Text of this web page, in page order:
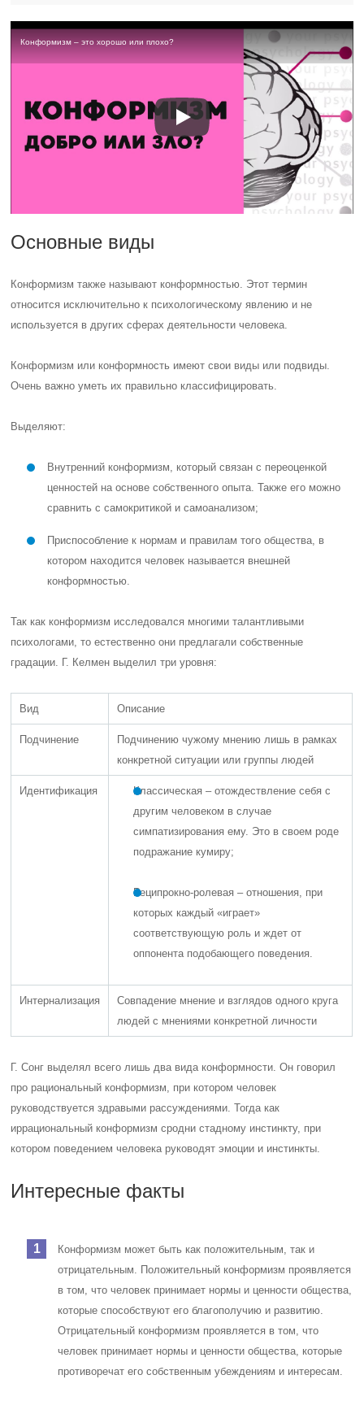
Конформизм – это хорошо или плохо?
Основные виды
Конформизм также называют конформностью. Этот термин
относится исключительно к психологическому явлению и не
используется в других сферах деятельности человека.
Конформизм или конформность имеют свои виды или подвиды.
Очень важно уметь их правильно классифицировать.
Выделяют:
Внутренний конформизм, который связан с переоценкой
ценностей на основе собственного опыта. Также его можно
сравнить с самокритикой и самоанализом;
Приспособление к нормам и правилам того общества, в
котором находится человек называется внешней
конформностью.
Так как конформизм исследовался многими талантливыми
психологами, то естественно они предлагали собственные
градации. Г. Келмен выделил три уровня:
Вид Описание
Подчинение
Подчинению чужому мнению лишь в рамках
конкретной ситуации или группы людей
Идентификация
Классическая – отождествление себя с
другим человеком в случае
симпатизирования ему. Это в своем роде
подражание кумиру;
Реципрокно-ролевая – отношения, при
которых каждый «играет»
соответствующую роль и ждет от
оппонента подобающего поведения.
Интернализация
Совпадение мнение и взглядов одного круга
людей с мнениями конкретной личности
Г. Сонг выделял всего лишь два вида конформности. Он говорил
про рациональный конформизм, при котором человек
руководствуется здравыми рассуждениями. Тогда как
иррациональный конформизм сродни стадному инстинкту, при
котором поведением человека руководят эмоции и инстинкты.
Интересные факты
Конформизм может быть как положительным, так и
отрицательным. Положительный конформизм проявляется
в том, что человек принимает нормы и ценности общества,
которые способствуют его благополучию и развитию.
Отрицательный конформизм проявляется в том, что
человек принимает нормы и ценности общества, которые
противоречат его собственным убеждениям и интересам.